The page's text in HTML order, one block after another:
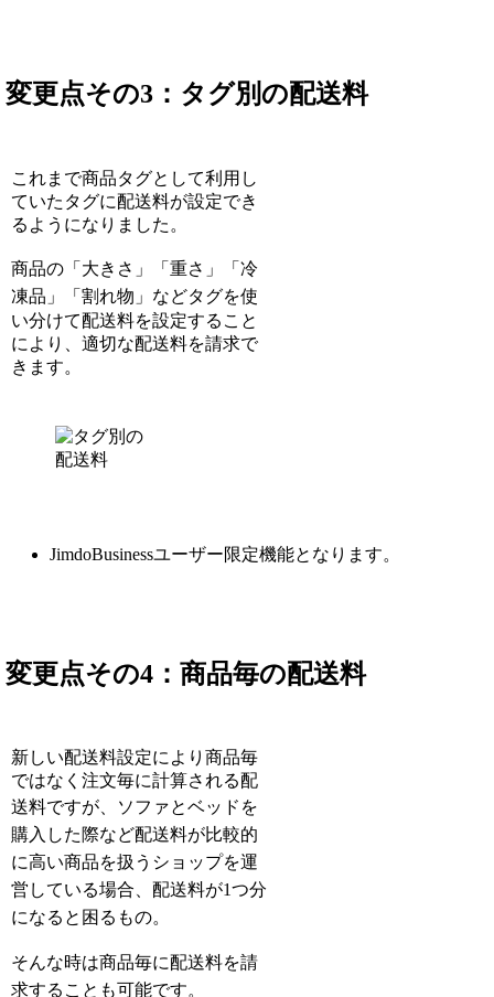
変更点その3：タグ別の配送料
これまで商品タグとして利用し
ていたタグに配送料が設定でき
るようになりました。
商品の「大きさ」「重さ」「冷
凍品」「割れ物」などタグを使
い分けて配送料を設定すること
により、適切な配送料を請求で
きます。
JimdoBusinessユーザー限定機能となります。
変更点その4：商品毎の配送料
新しい配送料設定により商品毎
ではなく注文毎に計算される配
送料ですが、
ソファとベッドを
購入した際など配送料が比較的
に高い商品を扱うショップを運
営している場合、配送料が1つ分
になると困るもの。
そんな時は商品毎に配送料を請
求することも可能です。